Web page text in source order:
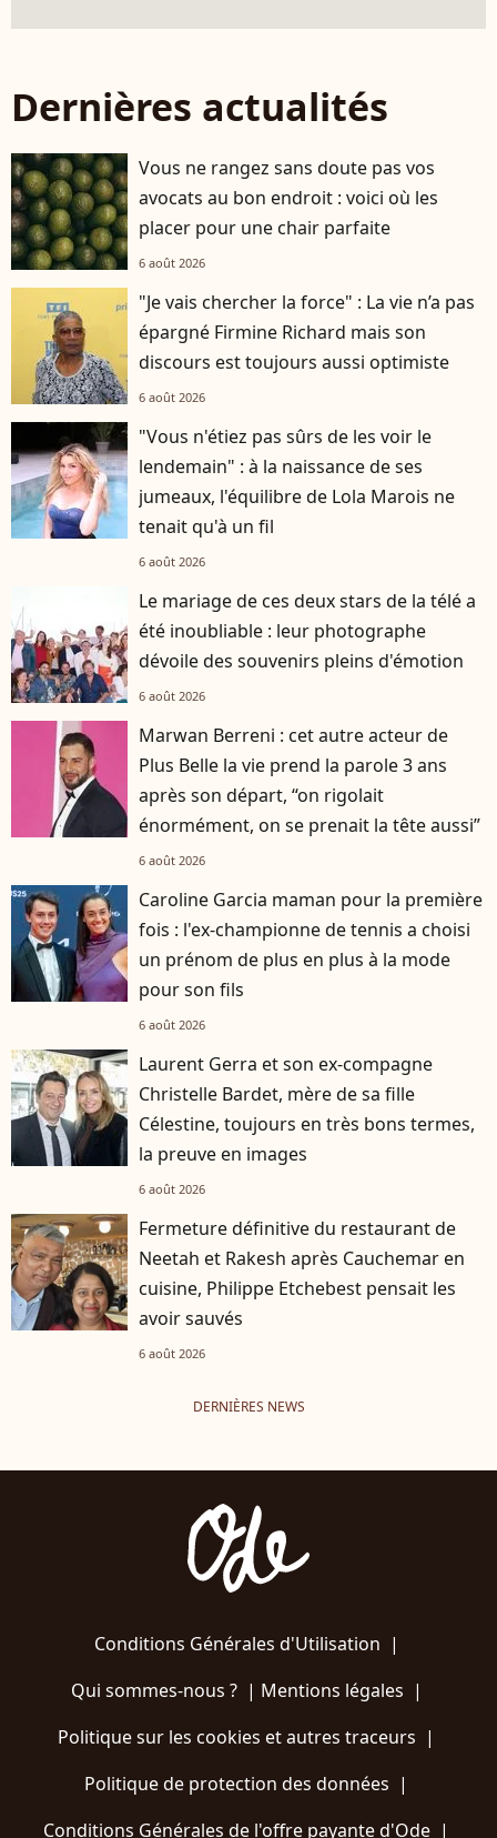
Dernières actualités
Vous ne rangez sans doute pas vos
avocats au bon endroit : voici où les
placer pour une chair parfaite
6 août 2026
"Je vais chercher la force" : La vie n’a pas
épargné Firmine Richard mais son
discours est toujours aussi optimiste
6 août 2026
"Vous n'étiez pas sûrs de les voir le
lendemain" : à la naissance de ses
jumeaux, l'équilibre de Lola Marois ne
tenait qu'à un fil
6 août 2026
Le mariage de ces deux stars de la télé a
été inoubliable : leur photographe
dévoile des souvenirs pleins d'émotion
6 août 2026
Marwan Berreni : cet autre acteur de
Plus Belle la vie prend la parole 3 ans
après son départ, “on rigolait
énormément, on se prenait la tête aussi”
6 août 2026
Caroline Garcia maman pour la première
fois : l'ex-championne de tennis a choisi
un prénom de plus en plus à la mode
pour son fils
6 août 2026
Laurent Gerra et son ex-compagne
Christelle Bardet, mère de sa fille
Célestine, toujours en très bons termes,
la preuve en images
6 août 2026
Fermeture définitive du restaurant de
Neetah et Rakesh après Cauchemar en
cuisine, Philippe Etchebest pensait les
avoir sauvés
6 août 2026
DERNIÈRES NEWS
Conditions Générales d'Utilisation |
Qui sommes-nous ?| Mentions légales |
Politique sur les cookies et autres traceurs |
Politique de protection des données |
Conditions Générales de l'offre payante d'Ode |